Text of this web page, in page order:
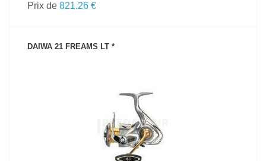
Prix de 821.26 €
DAIWA 21 FREAMS LT *
VOIR LE PRODUIT